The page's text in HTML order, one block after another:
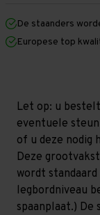
mm
x
400
niveaus
mm
400
De staanders
Europese top
Let op: u
eventuele
of u deze nodig
Deze
wordt
legbordniveau
spaanplaat.)